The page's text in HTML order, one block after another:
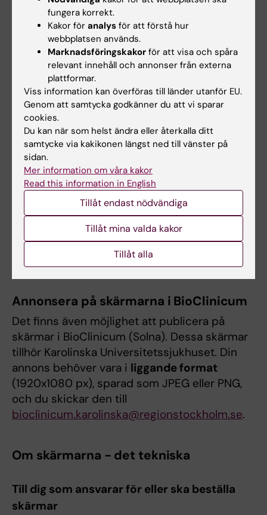
Schemaläggning
För event eller annan händelse gäller att
annonsen publiceras1–2 veckor innan
evenemangets/händelsens datum eller sista
anmälningsdatum.
Det är också viktigt att annonsen tas bort när
informationen inte längre är aktuell. I PLAYipp
kan duschemalägga datum och klockslag
för när annonsen
vid midnatt samma dag eller max en (1) dag
efter.
Själva innehållet (annonsen) ligger kvar i
PLAYipp även efter att den har slutat att visas.
Ta därför för vana att gå in ochradera dina
Annonsera på skärmarna i BioClinicum
Det finns även möjlighet att publicera på
skärmar i BioClinicum (Solna). Dessa skärmar
tillhör Karolinska Universitetssjukhuset. Din
annons behöver vara i liggande format
(1920x1080 px), sparad som JPEG eller PNG,
och du skickar den till
bioclinicum.karolinska@regionstockholm.se.
Om skärmarna - det tekniska
Till dig som ansvarar för eller ska beställa
skärmar
fungera korrekt.
Kakor för analys för att förstå hur
webbplatsen används.
Marknadsföringskakor för att visa och spåra
relevant innehåll och annonser från externa
plattformar.
Viss information kan överföras till länder utanför EU.
Genom att samtycka godkänner du att vi sparar
cookies.
Du kan när som helst ändra eller återkalla ditt
samtycke via kakikonen längst ned till vänster på
sidan.
Mer information om våra kakor
Read this information in English
Tillåt endast nödvändiga
Tillåt mina valda kakor
Tillåt alla